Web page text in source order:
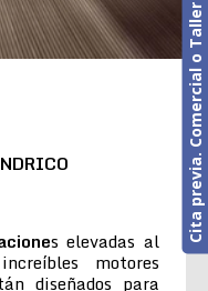
s elevadas al
motores
diseñados para
Cita previa. Comercial o Taller